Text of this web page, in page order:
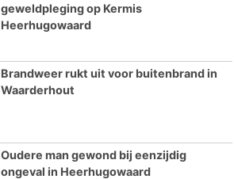
geweldpleging op Kermis
Heerhugowaard
Brandweer rukt uit voor buitenbrand in
Waarderhout
Oudere man gewond bij eenzijdig
ongeval in Heerhugowaard